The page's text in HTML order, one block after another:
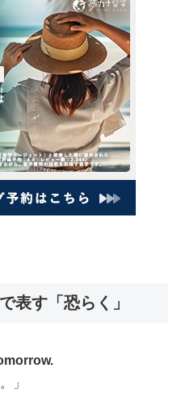
表す「恐らく」
」